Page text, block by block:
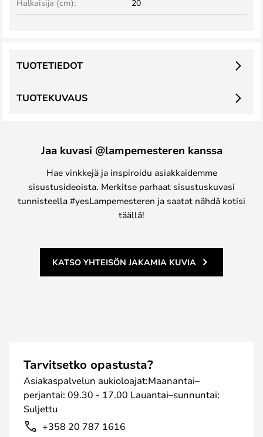
Halkaisija (cm): 20
TUOTEKUVAUS
TUOTETIEDOT
Jaa kuvasi @lampemesteren kanssa
Hae vinkkejä ja inspiroidu asiakkaidemme
sisustusideoista. Merkitse parhaat sisustuskuvasi
tunnisteella #yesLampemesteren ja saatat nähdä kotisi
täällä!
KATSO YHTEISÖN JAKAMIA KUVIA
Tarvitsetko opastusta?
Asiakaspalvelun aukioloajat:Maanantai–
perjantai: 09.30 - 17.00 Lauantai–sunnuntai:
Suljettu
+358 20 787 1616